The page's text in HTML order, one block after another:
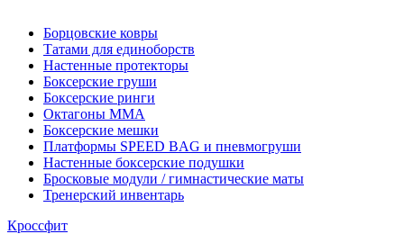
Борцовские ковры
Татами для единоборств
Настенные протекторы
Боксерские груши
Боксерские ринги
Октагоны MMA
Боксерские мешки
Платформы SPEED BAG и пневмогруши
Настенные боксерские подушки
Бросковые модули / гимнастические маты
Тренерский инвентарь
Кроссфит